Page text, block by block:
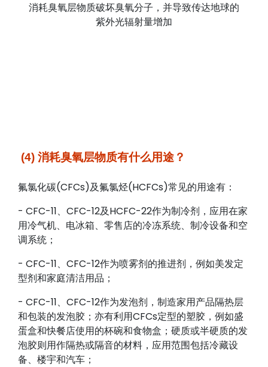
消耗臭氧层物质破坏臭氧分子，并导致传达地球的
紫外光辐射量增加
(4) 消耗臭氧层物质有什么用途？
氟氯化碳(CFCs)及氟氯烃(HCFCs)常见的用途有：
- CFC-11、CFC-12及HCFC-22作为制冷剂，应用在家
用冷气机、电冰箱、零售店的冷冻系统、制冷设备和空
调系统；
- CFC-11、CFC-12作为喷雾剂的推进剂，例如美发定
型剂和家庭清洁用品；
- CFC-11、CFC-12作为发泡剂，制造家用产品隔热层
和包装的发泡胶；亦有利用CFCs定型的塑胶，例如盛
蛋盒和快餐店使用的杯碗和食物盒；硬质或半硬质的发
泡胶则用作隔热或隔音的材料，应用范围包括冷藏设
备、楼宇和汽车；